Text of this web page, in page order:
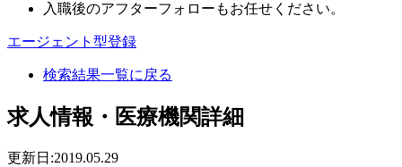
入職後のアフターフォローもお任せください。
エージェント型登録
検索結果一覧に戻る
求人情報・医療機関詳細
更新日:2019.05.29